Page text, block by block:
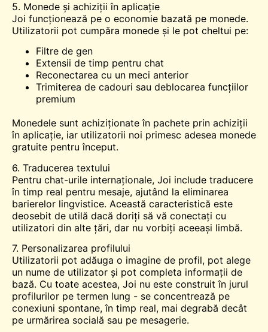
5. Monede și achiziții în aplicație
Joi funcționează pe o economie bazată pe monede.
Utilizatorii pot cumpăra monede și le pot cheltui pe:
Filtre de gen
Extensii de timp pentru chat
Reconectarea cu un meci anterior
Trimiterea de cadouri sau deblocarea funcțiilor
premium
Monedele sunt achiziționate în pachete prin achiziții
în aplicație, iar utilizatorii noi primesc adesea monede
gratuite pentru început.
6. Traducerea textului
Pentru chat-urile internaționale, Joi include traducere
în timp real pentru mesaje, ajutând la eliminarea
barierelor lingvistice. Această caracteristică este
deosebit de utilă dacă doriți să vă conectați cu
utilizatori din alte țări, dar nu vorbiți aceeași limbă.
7. Personalizarea profilului
Utilizatorii pot adăuga o imagine de profil, pot alege
un nume de utilizator și pot completa informații de
bază. Cu toate acestea, Joi nu este construit în jurul
profilurilor pe termen lung - se concentrează pe
conexiuni spontane, în timp real, mai degrabă decât
pe urmărirea socială sau pe mesagerie.